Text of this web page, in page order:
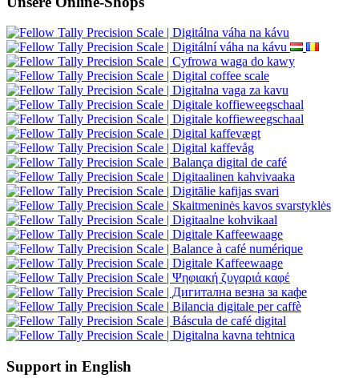
Kontakt
Reklamation von Waren
Vertragsrücktritt
Datenschutzerklärung
Newsletter - Datenschutz
Seitenübersicht
Kundenbewertungen
Geschenkgutscheine
Angebote
Anleitungen
Folgen Sie uns
Unsere Online-Shops